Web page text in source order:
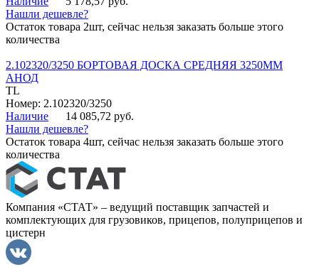
Нашли дешевле?
Остаток товара 2шт, сейчас нельзя заказать больше этого
количества
2.102320/3250 БОРТОВАЯ ДОСКА СРЕДНЯЯ 3250ММ
АНОД
TL
Номер: 2.102320/3250
Наличие
14 085,72 руб.
Нашли дешевле?
Остаток товара 4шт, сейчас нельзя заказать больше этого
количества
Компания «СТАТ» – ведущий поставщик запчастей и
комплектующих для грузовиков, прицепов, полуприцепов и
цистерн